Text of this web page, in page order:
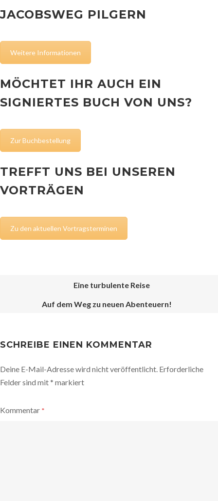
JACOBSWEG PILGERN
Weitere Informationen
MÖCHTET IHR AUCH EIN
SIGNIERTES BUCH VON UNS?
Zur Buchbestellung
TREFFT UNS BEI UNSEREN
VORTRÄGEN
Zu den aktuellen Vortragsterminen
Eine turbulente Reise
Auf dem Weg zu neuen Abenteuern!
SCHREIBE EINEN KOMMENTAR
Deine E-Mail-Adresse wird nicht veröffentlicht. Erforderliche
Felder sind mit* markiert
Kommentar *